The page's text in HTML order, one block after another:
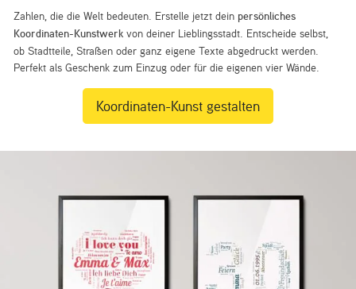
Zahlen, die die Welt bedeuten. Erstelle jetzt dein persönliches
Koordinaten-Kunstwerk von deiner Lieblingsstadt. Entscheide selbst,
ob Stadtteile, Straßen oder ganz eigene Texte abgedruckt werden.
Perfekt als Geschenk zum Einzug oder für die eigenen vier Wände.
Koordinaten-Kunst gestalten